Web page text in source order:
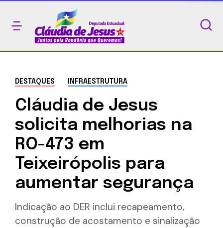
DESTAQUES INFRAESTRUTURA
Cláudia de Jesus
solicita melhorias na
RO-473 em
Teixeirópolis para
aumentar segurança
Indicação ao DER inclui recapeamento,
construção de acostamento e sinalização